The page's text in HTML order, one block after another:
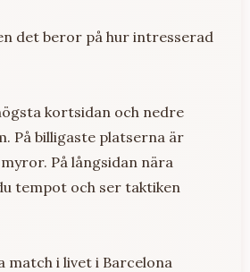
det beror på hur intresserad
kortsidan och nedre
På billigaste platserna är
På långsidan nära
tempot och ser taktiken
match i livet i Barcelona